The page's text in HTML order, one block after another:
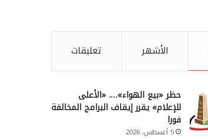
الأشهر تعليقات
حظر «بيع الهواء»…. «الأعلى
للإعلام» يقرر إيقاف البرامج المخالفة
فورا
5 أغسطس، 2026